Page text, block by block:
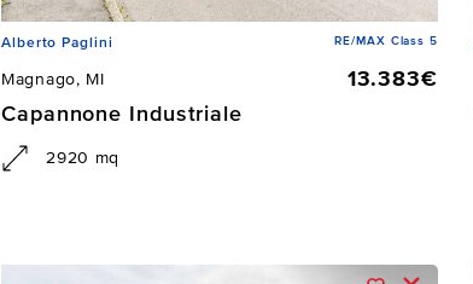
Alberto Paglini RE/MAX Class 5
Magnago, MI
13.383€
Capannone Industriale
2920 mq